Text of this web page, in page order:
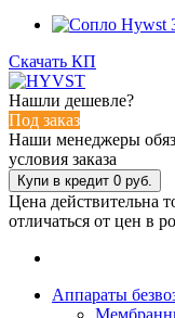
Скачать КП
Нашли дешевле?
Под заказ
Наши менеджеры
условия заказа
Цена действительна
отличаться от цен в
Аппараты